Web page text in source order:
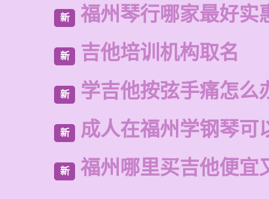
新 福州琴行哪家最好实
新 吉他培训机构取名
新 学吉他按弦手痛怎么
新 成人在福州学钢琴可
新 福州哪里买吉他便宜